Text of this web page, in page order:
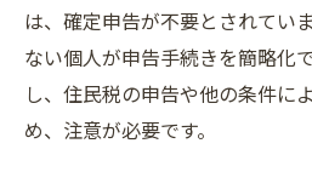
は、確定申告が不要とされてい
ない個人が申告手続きを簡略化
し、住民税の申告や他の条件に
め、注意が必要です。